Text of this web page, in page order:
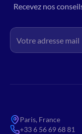
Recevez nos
Paris, France
+33 6 56 69 68 81